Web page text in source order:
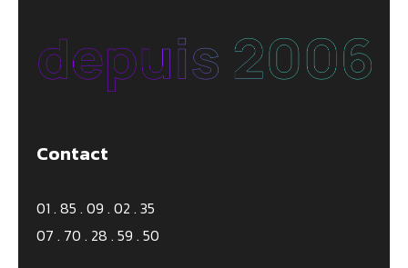
Contact
01 . 85 . 09 . 02 . 35
07 . 70 . 28 . 59 . 50